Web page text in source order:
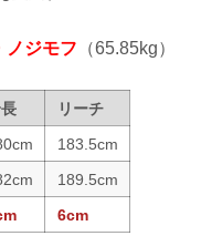
ノジモフ （65.85kg）
リーチ
183.5cm
189.5cm
6cm